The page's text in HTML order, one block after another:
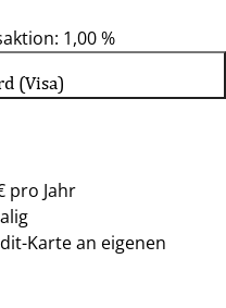
1,00 %
(Visa)
pro Jahr
Karte an eigenen